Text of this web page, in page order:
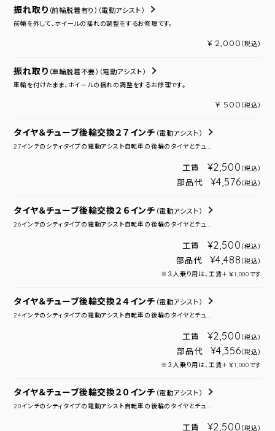
振れ取り （前輪脱着有り） （電動アシスト）
前輪を外して、ホイールの揺れの調整をするお修理です。
¥ 2,000 （税込）
振れ取り （車輪脱着不要） （電動アシスト）
車輪を付けたまま、ホイールの揺れの調整をするお修理です。
¥ 500 （税込）
タイヤ＆チューブ後輪交換２７インチ （電動アシスト）
27インチのシティタイプの電動アシスト自転車の後輪のタイヤとチュ...
工賃 ¥2,500 （税込）
部品代 ¥4,576（税込）
タイヤ＆チューブ後輪交換２６インチ （電動アシスト）
26インチのシティタイプの電動アシスト自転車の後輪のタイヤとチュ...
工賃 ¥2,500 （税込）
部品代 ¥4,488 （税込）
※３人乗り用は、工賃＋￥1,000です
タイヤ＆チューブ後輪交換２４インチ （電動アシスト）
24インチのシティタイプの電動アシスト自転車の後輪のタイヤとチュ...
工賃 ¥2,500 （税込）
部品代 ¥4,356（税込）
※３人乗り用は、工賃＋￥1,000です
タイヤ＆チューブ後輪交換２０インチ （電動アシスト）
20インチのシティタイプの電動アシスト自転車の後輪のタイヤとチュ...
工賃 ¥2,500 （税込）